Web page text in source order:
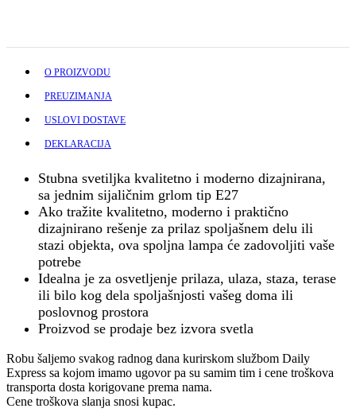
O PROIZVODU
PREUZIMANJA
USLOVI DOSTAVE
DEKLARACIJA
Stubna svetiljka kvalitetno i moderno dizajnirana,
sa jednim sijaličnim grlom tip E27
Ako tražite kvalitetno, moderno i praktično
dizajnirano rešenje za prilaz spoljašnem delu ili
stazi objekta, ova spoljna lampa će zadovoljiti vaše
potrebe
Idealna je za osvetljenje prilaza, ulaza, staza, terase
ili bilo kog dela spoljašnjosti vašeg doma ili
poslovnog prostora
Proizvod se prodaje bez izvora svetla
Robu šaljemo svakog radnog dana kurirskom službom Daily
Express sa kojom imamo ugovor pa su samim tim i cene troškova
transporta dosta korigovane prema nama.
Cene troškova slanja snosi kupac.